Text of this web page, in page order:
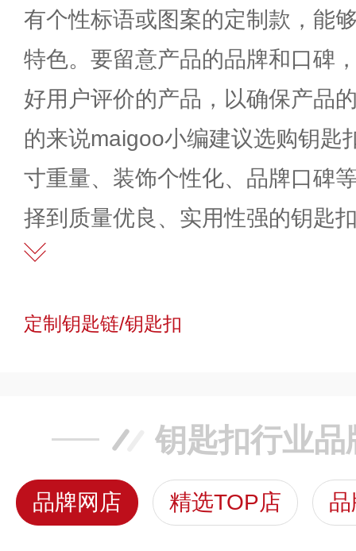
有个性标语或图案的定制款，能
特色。要留意产品的品牌和口碑
好用户评价的产品，以确保产品
的来说maigoo小编建议选购钥匙
寸重量、装饰个性化、品牌口碑
择到质量优良、实用性强的钥匙
定制钥匙链/钥匙扣
钥匙扣行业品
品牌网店 精选TOP店